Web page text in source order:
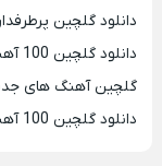
دانلود گلچین
دانلود گلچین 100 آهنگ برتر دهه 90
گلچین آهنگ های جدید
دانلود گلچین 100 آهنگ معروف دهه 80